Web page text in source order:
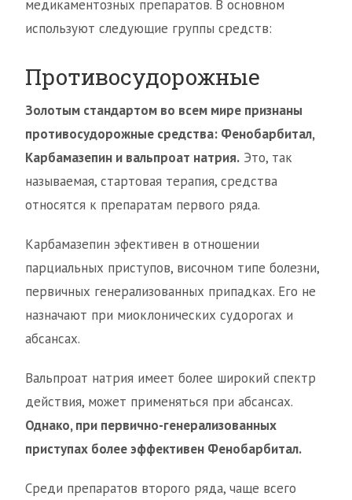
медикаментозных препаратов. В основном
используют следующие группы средств:
Противосудорожные
Золотым стандартом во всем мире признаны
противосудорожные средства: Фенобарбитал,
Карбамазепин и вальпроат натрия. Это, так
называемая, стартовая терапия, средства
относятся к препаратам первого ряда.
Карбамазепин эфективен в отношении
парциальных приступов, височном типе болезни,
первичных генерализованных припадках. Его не
назначают при миоклонических судорогах и
абсансах.
Вальпроат натрия имеет более широкий спектр
действия, может применяться при абсансах.
Однако, при первично-генерализованных
приступах более эффективен Фенобарбитал.
Среди препаратов второго ряда, чаще всего